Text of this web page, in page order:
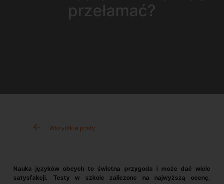
przełamać?
Wszystkie posty
Nauka języków obcych to świetna przygoda i może dać wiele
satysfakcji. Testy w szkole zaliczone na najwyższą ocenę,